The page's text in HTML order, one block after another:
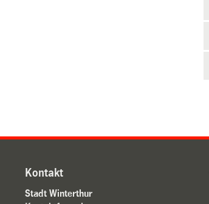
Kontakt
Stadt Winterthur